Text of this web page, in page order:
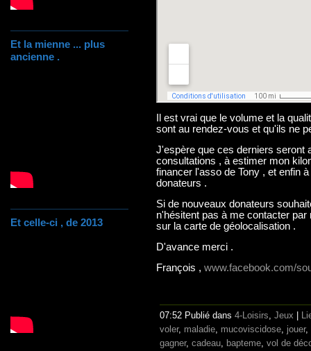
Et la mienne ... plus
ancienne .
Et celle-ci , de 2013
Il est vrai que le volume et la
sont au rendez-vous et qu'ils ne
J'espère que ces derniers seront
consultations , à estimer mon
financer l'asso de Tony , et enfin
donateurs .
Si de nouveaux donateurs
n'hésitent pas à me contacter
sur la carte de géolocalisation .
D'avance merci .
François , www.facebook.com/
07:52 Publié dans 4-Loisirs, Jeux
voler, maladie, mucoviscidose, jouer,
gagner, cadeau, bapteme, vol de